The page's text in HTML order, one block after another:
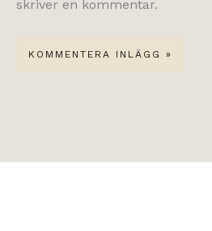
skriver en kommentar.